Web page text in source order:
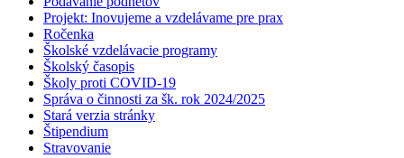
Projekt: Inovujeme a vzdelávame pre prax
Ročenka
Školské vzdelávacie programy
Školský časopis
Školy proti COVID-19
Správa o činnosti za šk. rok 2024/2025
Stará verzia stránky
Štipendium
Stravovanie